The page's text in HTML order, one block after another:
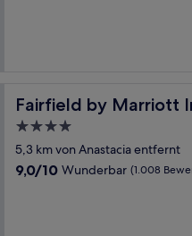
Fairfield by Marriott
Fairfield by Marriott Inn &
4.0-
Sterne-
Unterkunft
5,3 km von Anastacia entfernt
9.0
9,0/10 Wunderbar (1.008